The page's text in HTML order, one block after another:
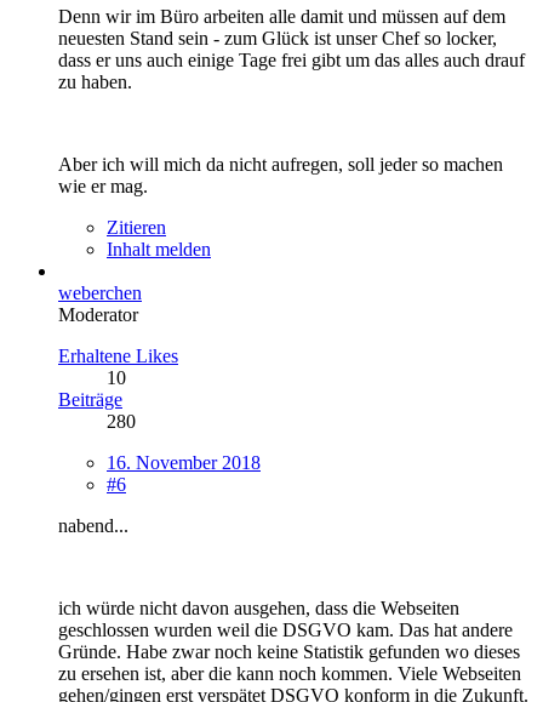
Denn wir im Büro arbeiten alle damit und müssen auf dem
neuesten Stand sein - zum Glück ist unser Chef so locker,
dass er uns auch einige Tage frei gibt um das alles auch drauf
zu haben.
Aber ich will mich da nicht aufregen, soll jeder so machen
wie er mag.
Zitieren
Inhalt melden
weberchen
Moderator
Erhaltene Likes
10
Beiträge
280
16. November 2018
#6
nabend...
ich würde nicht davon ausgehen, dass die Webseiten
geschlossen wurden weil die DSGVO kam. Das hat andere
Gründe. Habe zwar noch keine Statistik gefunden wo dieses
zu ersehen ist, aber die kann noch kommen. Viele Webseiten
gehen/gingen erst verspätet DSGVO konform in die Zukunft.